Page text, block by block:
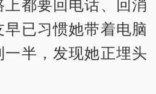
已习惯她带着电脑
半，发现她正埋头